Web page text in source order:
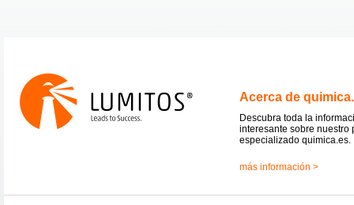
Acerca de
Descubra toda la
interesante sobre nuestro
especializado quimica.es.
más información >